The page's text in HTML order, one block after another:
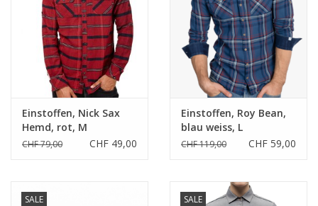
Einstoffen, Nick Sax
Hemd, rot, M
CHF 79,00 CHF 49,00
Einstoffen, Roy Bean,
blau weiss, L
CHF 119,00 CHF 59,00
SALE SALE